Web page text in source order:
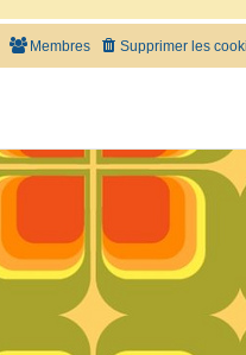
Supprimer les
Membres